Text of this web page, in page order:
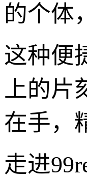
的个体
这种便
上的片
在手，
走进